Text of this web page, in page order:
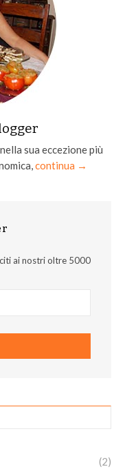
sua eccezione più
continua →
ai nostri oltre 5000
(2)